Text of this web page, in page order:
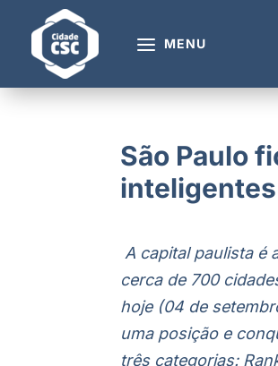
MENU
São Paulo
inteligentes
A capital paulista é
cerca de 700
hoje (04 de
uma posição e
três categorias: